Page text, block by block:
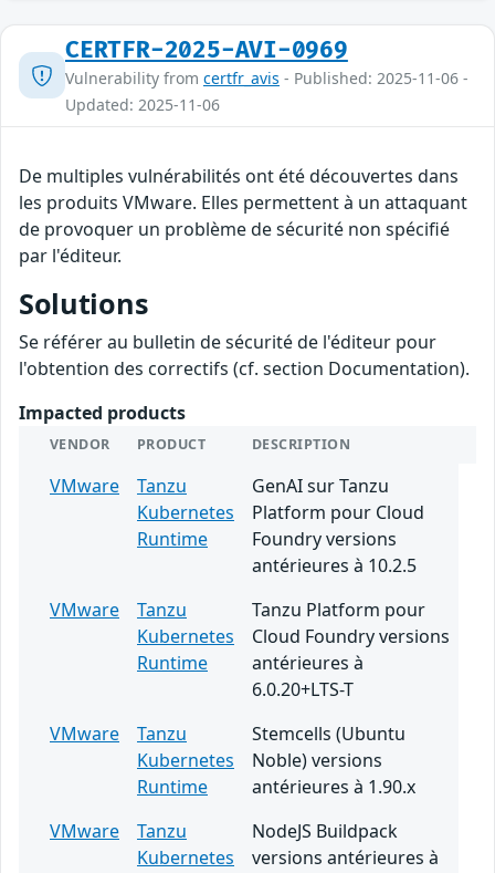
CERTFR-2025-AVI-0969
Vulnerability from certfr_avis - Published: 2025-11-06 -
Updated: 2025-11-06
De multiples vulnérabilités ont été découvertes dans
les produits VMware. Elles permettent à un attaquant
de provoquer un problème de sécurité non spécifié
par l'éditeur.
Solutions
Se référer au bulletin de sécurité de l'éditeur pour
l'obtention des correctifs (cf. section Documentation).
Impacted products
VENDOR PRODUCT DESCRIPTION
VMware
Tanzu
Kubernetes
Runtime
GenAI sur Tanzu
Platform pour Cloud
Foundry versions
antérieures à 10.2.5
VMware
Tanzu
Kubernetes
Runtime
Tanzu Platform pour
Cloud Foundry versions
antérieures à
6.0.20+LTS-T
VMware
Tanzu
Kubernetes
Runtime
Stemcells (Ubuntu
Noble) versions
antérieures à 1.90.x
VMware
Tanzu
Kubernetes
NodeJS Buildpack
versions antérieures à